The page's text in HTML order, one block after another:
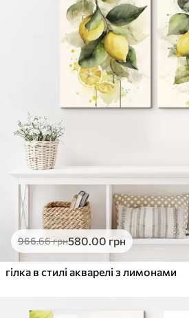
966.66грн580.00 грн
гілка в стилі акварелі з лимонами